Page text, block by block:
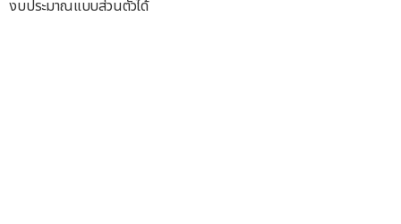
งบประมาณแบบส่วนตัวได้